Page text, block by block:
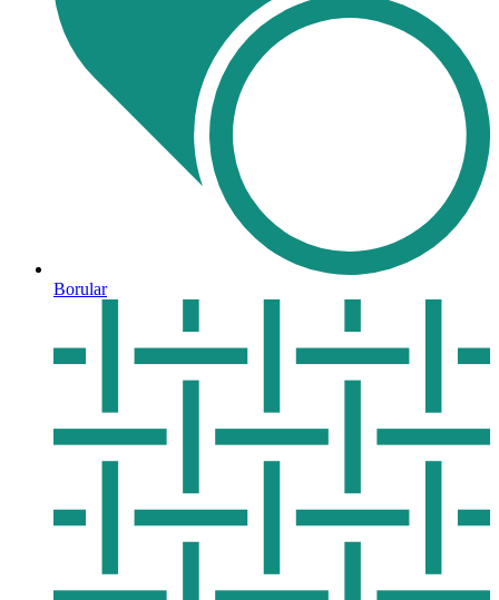
Borular